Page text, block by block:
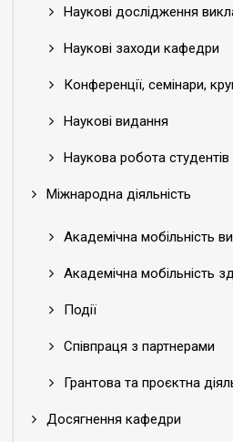
Наукові дослідження
Наукові заходи кафедри
Конференції, семінари,
Наукові видання
Наукова робота студентів
Міжнародна діяльність
Академічна мобільність
Академічна мобільність
Події
Співпраця з партнерами
Грантова та проєктна
Досягнення кафедри